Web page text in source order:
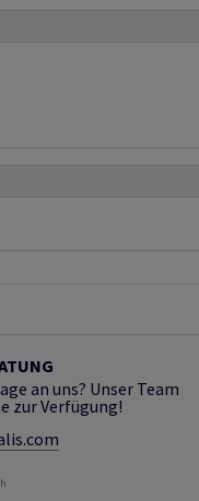
an uns? Unser Team
zur Verfügung!